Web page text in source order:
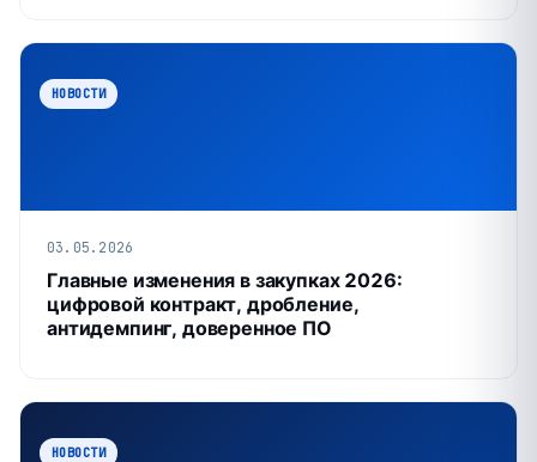
НОВОСТИ
03.05.2026
Главные изменения в закупках 2026:
цифровой контракт, дробление,
антидемпинг, доверенное ПО
НОВОСТИ